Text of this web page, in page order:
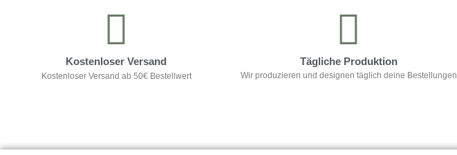
Kostenloser Versand
Kostenloser Versand ab 50€ Bestellwert
Tägliche Produktion
Wir produzieren und designen täglich deine Bestellungen